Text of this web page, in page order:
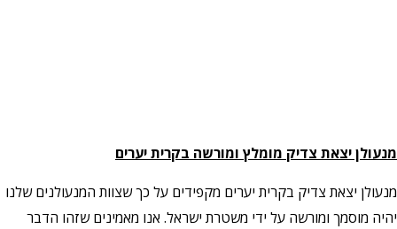
יצאת צדיק מומלץ ומורשה בקרית יערים
יצאת צדיק בקרית יערים מקפידים על כך שצוות המנעולנים שלנו
ומורשה על ידי משטרת ישראל. אנו מאמינים שזהו הדבר